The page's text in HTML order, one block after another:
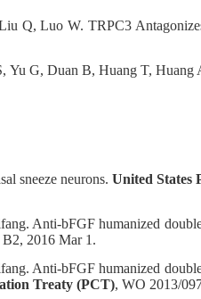
Q, Luo W. TRPC3
Yu G, Duan B, Huang T,
sneeze neurons. United States
Anti-bFGF humanized
2016 Mar 1.
Anti-bFGF humanized
Treaty (PCT), WO 2013/